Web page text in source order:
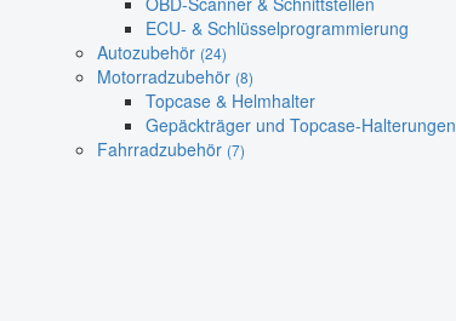
ECU- & Schlüsselprogrammierung
Autozubehör (24)
Motorradzubehör (8)
Topcase & Helmhalter
Gepäckträger und Topcase-Halterungen
Fahrradzubehör (7)